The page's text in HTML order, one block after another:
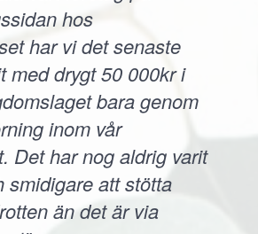
hos
har vi det senaste
med drygt 50 000kr i
bara genom
inom vår
Det har nog aldrig varit
smidigare att stötta
än det är via